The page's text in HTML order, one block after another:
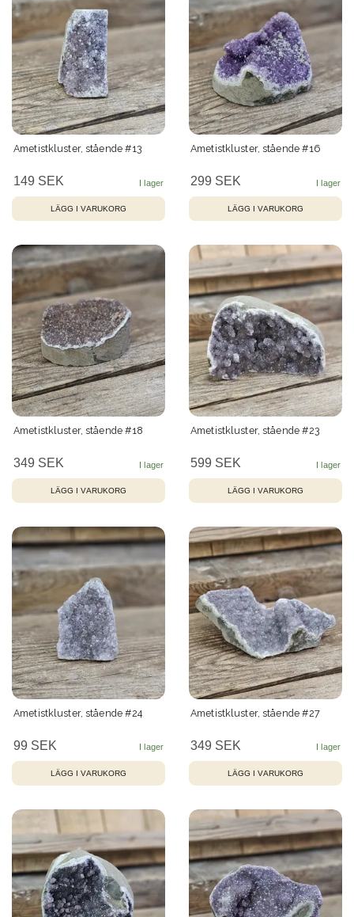
Ametistkluster, stående #13
149 SEK
Ametistkluster, stående #16
299 SEK
Ametistkluster, stående #18
349 SEK
Ametistkluster, stående #23
599 SEK
Ametistkluster, stående #24
99 SEK
Ametistkluster, stående #27
349 SEK